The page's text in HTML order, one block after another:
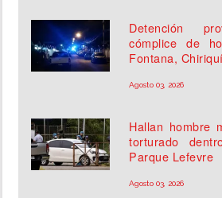
Detención
cómplice de
Fontana, Chiriquí
Agosto 03, 2026
Hallan hombre
torturado
Parque Lefevre
Agosto 03, 2026